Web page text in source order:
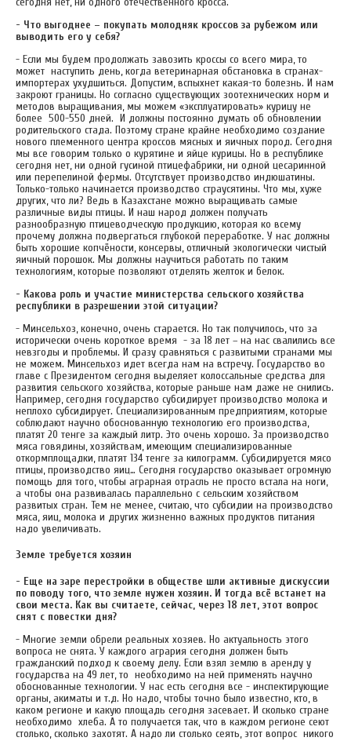
- Что выгоднее – покупать молодняк кроссов за рубежом или
выводить его у себя?
- Если мы будем продолжать завозить кроссы со всего мира, то
может наступить день, когда ветеринарная обстановка в странах-
импортерах ухудшиться. Допустим, вспыхнет какая-то болезнь. И нам
закроют границы. Но согласно существующих зоотехнических норм и
методов выращивания, мы можем «эксплуатировать» курицу не
более 500-550 дней. И должны постоянно думать об обновлении
родительского стада. Поэтому стране крайне необходимо создание
нового племенного центра кроссов мясных и яичных пород. Сегодня
мы все говорим только о курятине и яйце курицы. Но в республике
сегодня нет, ни одной гусиной птицефабрики, ни одной цесаринной
или перепелиной фермы. Отсутствует производство индюшатины.
Только-только начинается производство страусятины. Что мы, хуже
других, что ли? Ведь в Казахстане можно выращивать самые
различные виды птицы. И наш народ должен получать
разнообразную птицеводческую продукцию, которая ко всему
прочему должна подвергаться глубокой переработке. У нас должны
быть хорошие копчёности, консервы, отличный экологически чистый
яичный порошок. Мы должны научиться работать по таким
технологиям, которые позволяют отделять желток и белок.
- Какова роль и участие министерства сельского хозяйства
республики в разрешении этой ситуации?
- Минсельхоз, конечно, очень старается. Но так получилось, что за
исторически очень короткое время - за 18 лет – на нас свалились все
невзгоды и проблемы. И сразу сравняться с развитыми странами мы
не можем. Минсельхоз идет всегда нам на встречу. Государство во
главе с Президентом сегодня выделяет колоссальные средства для
развития сельского хозяйства, которые раньше нам даже не снились.
Например, сегодня государство субсидирует производство молока и
неплохо субсидирует. Специализированным предприятиям, которые
соблюдают научно обоснованную технологию его производства,
платят 20 тенге за каждый литр. Это очень хорошо. За производство
мяса говядины, хозяйствам, имеющим специализированные
откормплощадки, платят 134 тенге за килограмм. Субсидируется мясо
птицы, производство яиц… Сегодня государство оказывает огромную
помощь для того, чтобы аграрная отрасль не просто встала на ноги,
а чтобы она развивалась параллельно с сельским хозяйством
развитых стран. Тем не менее, считаю, что субсидии на производство
мяса, яиц, молока и других жизненно важных продуктов питания
надо увеличивать.
Земле требуется хозяин
- Еще на заре перестройки в обществе шли активные дискуссии
по поводу того, что земле нужен хозяин. И тогда всё встанет на
свои места. Как вы считаете, сейчас, через 18 лет, этот вопрос
снят с повестки дня?
- Многие земли обрели реальных хозяев. Но актуальность этого
вопроса не снята. У каждого агрария сегодня должен быть
гражданский подход к своему делу. Если взял землю в аренду у
государства на 49 лет, то необходимо на ней применять научно
обоснованные технологии. У нас есть сегодня все - инспектирующие
органы, акиматы и т.д. Но надо, чтобы точно было известно, кто, в
каком регионе и какую площадь сегодня засевает. И сколько стране
необходимо хлеба. А то получается так, что в каждом регионе сеют
столько, сколько захотят. А надо ли столько сеять, этот вопрос никого